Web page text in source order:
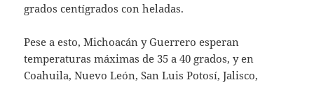
grados centígrados con heladas.
Pese a esto, Michoacán y Guerrero esperan
temperaturas máximas de 35 a 40 grados, y en
Coahuila, Nuevo León, San Luis Potosí, Jalisco,